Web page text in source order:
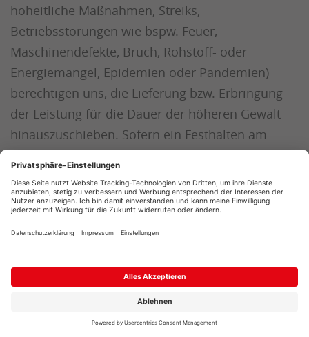
hoheitliche Maßnahmen, Streiks,
Betriebsstörungen wie bspw. Feuer,
Maschinendefekte, Bruch, Rohstoff- oder
Energiemangel, Epidemien oder Pandemien)
berechtigen uns, die Lieferung bzw. Erbringung
der Leistung für die Dauer der höheren Gewalt
hinauszuschieben. Sofern ein Festhalten am
Vertrag aufgrund der Verzögerung für den
Kunden unzumutbar wird, so ist dieser zum
Rücktritt berechtigt. Bei nicht nur
vorübergehenden Leistungshindernissen sind wir
ebenfalls berechtigt, vom Vertrag zurücktreten.
5.3